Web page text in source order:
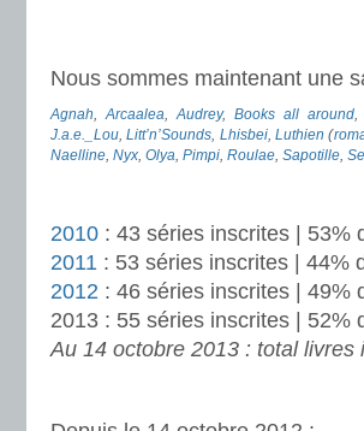
Nous sommes maintenant une
Agnah,Arcaalea,Audrey, Books all around,
J.a.e._Lou,Litt’n’Sounds, Lhisbei,Luthien (
Naelline, Nyx, Olya, Pimpi, Roulae, Sapotille,
2010 : 43 séries inscrites | 53%
2011 : 53 séries inscrites | 44%
2012 : 46 séries inscrites | 49%
2013 : 55 séries inscrites | 52%
Au 14 octobre 2013 : total